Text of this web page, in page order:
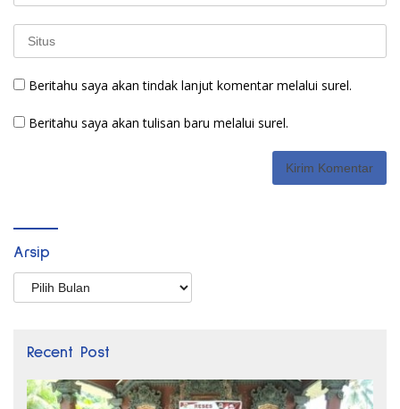
Beritahu saya akan tindak lanjut komentar melalui surel.
Beritahu saya akan tulisan baru melalui surel.
Arsip
Arsip
Recent Post